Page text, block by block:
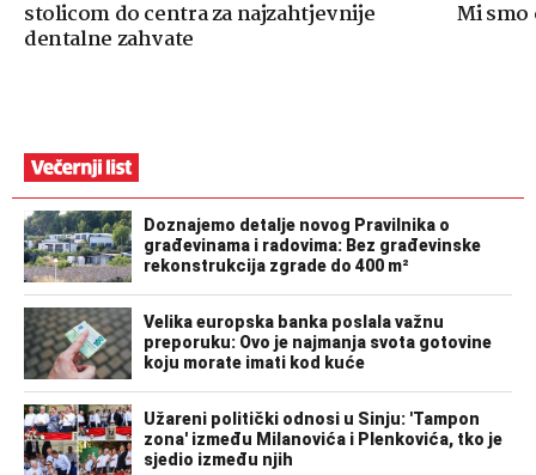
stolicom do centra za najzahtjevnije
dentalne zahvate
Mi